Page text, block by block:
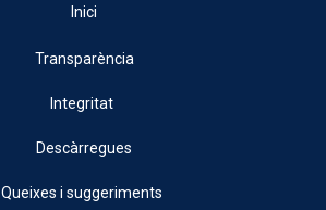
Inici
Transparència
Integritat
Descàrregues
Queixes i suggeriments